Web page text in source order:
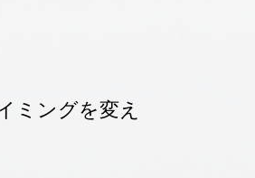
ミングを変え